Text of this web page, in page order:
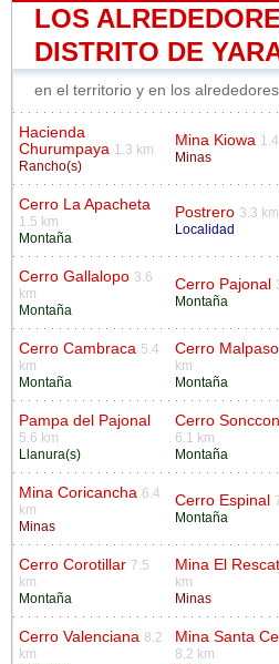
LOS
DISTRITO DE
en el territorio y en los
Hacienda
Churumpaya 1.3 km
Rancho(s)
Mina Kiowa
Minas
Cerro La Apacheta
1.5 km
Montaña
Postrero 3.3 km
Localidad
Cerro Gallalopo 3.6
km
Montaña
Cerro Pajonal
Montaña
Cerro Cambraca 5.4
km
Montaña
Cerro Malpaso
km
Montaña
Pampa del Pajonal
5.6 km
Llanura(s)
Cerro
6.1 km
Montaña
Mina Coricancha 6.4
km
Minas
Cerro Espinal
Montaña
Cerro Corotillar 7.5
km
Montaña
Mina El
km
Minas
Cerro Valenciana 8.2
km
Mina Santa
8.2 km